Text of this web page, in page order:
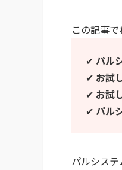
この記事
✔ パル
✔ お試
✔ お試
✔ パル
パルシス